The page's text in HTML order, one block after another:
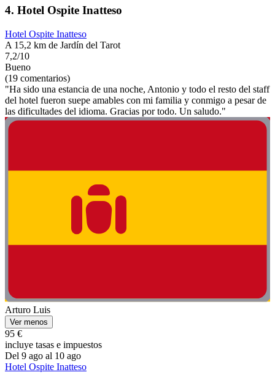
4. Hotel Ospite Inatteso
Hotel Ospite Inatteso
A 15,2 km de Jardín del Tarot
7,2/10
Bueno
(19 comentarios)
"Ha sido una estancia de una noche, Antonio y todo el resto del staff
del hotel fueron suepe amables con mi familia y conmigo a pesar de
las dificultades del idioma. Gracias por todo. Un saludo."
Arturo Luis
Ver menos
95 €
incluye tasas e impuestos
Del 9 ago al 10 ago
Hotel Ospite Inatteso